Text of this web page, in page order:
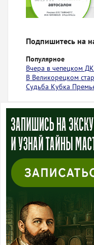
Подпишитесь на
Популярное
Вчера в чепецком
В Великорецком
Судьба Кубка